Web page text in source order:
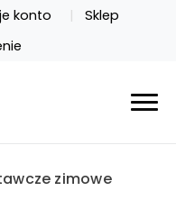
konto
Sklep
zimowe